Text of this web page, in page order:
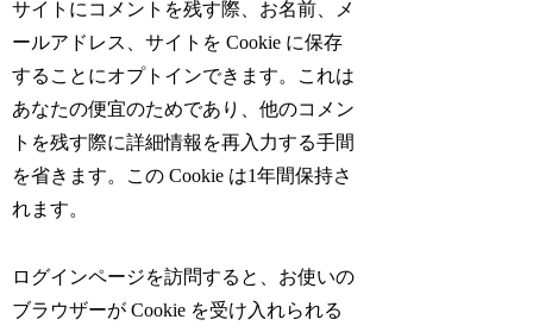
サイトにコメントを残す際、お名前、メ
ールアドレス、サイトを Cookie に保存
することにオプトインできます。これは
あなたの便宜のためであり、他のコメン
トを残す際に詳細情報を再入力する手間
を省きます。この Cookie は1年間保持さ
れます。
ログインページを訪問すると、お使いの
ブラウザーが Cookie を受け入れられる